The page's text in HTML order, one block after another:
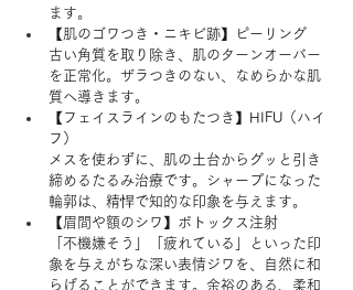
ます。
【肌のゴワつき・ニキビ跡】ピーリング
古い角質を取り除き、肌のターンオーバー
を正常化。ザラつきのない、なめらかな肌
質へ導きます。
【フェイスラインのもたつき】HIFU（ハイ
フ）
メスを使わずに、肌の土台からグッと引き
締めるたるみ治療です。シャープになった
輪郭は、精悍で知的な印象を与えます。
【眉間や額のシワ】ボトックス注射
「不機嫌そう」「疲れている」といった印
象を与えがちな深い表情ジワを、自然に和
らげることができます。余裕のある、柔和